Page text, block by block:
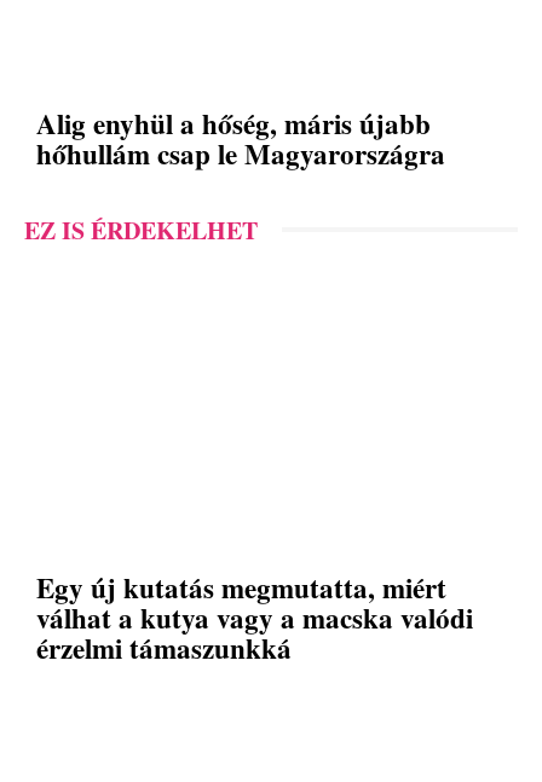
Alig enyhül a hőség, máris újabb
hőhullám csap le Magyarországra
EZ IS ÉRDEKELHET
Egy új kutatás megmutatta, miért
válhat a kutya vagy a macska valódi
érzelmi támaszunkká